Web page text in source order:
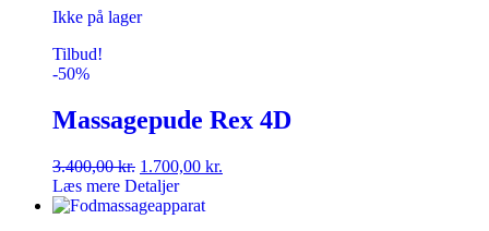
Ikke på lager
Tilbud!
-50%
Massagepude Rex 4D
3.400,00kr. Den
oprindelige
pris
1.700,00 kr.
Læs mere Detaljer